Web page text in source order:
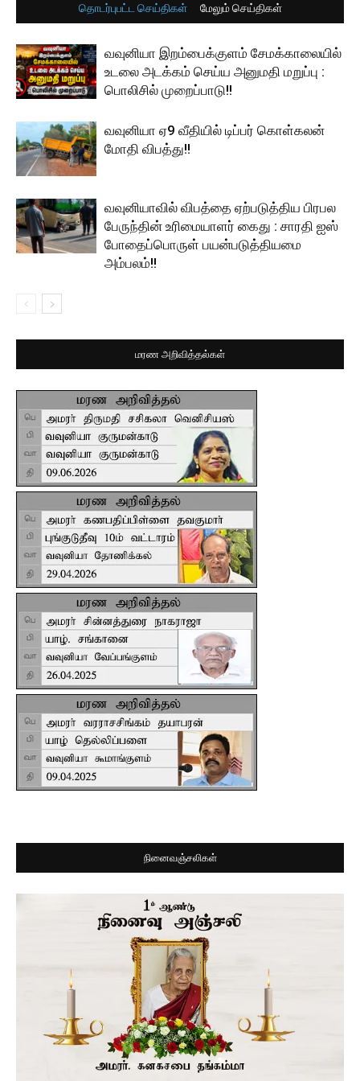
தொடர்புபட்ட செய்திகள் மேலும் செய்திகள்
வவுனியா இறம்பைக்குளம் சேமக்காலையில்
உடலை அடக்கம் செய்ய அனுமதி மறுப்பு :
பொலிசில் முறைப்பாடு!!
வவுனியா ஏ9 வீதியில் டிப்பர் கொள்கலன்
மோதி விபத்து!!
வவுனியாவில் விபத்தை ஏற்படுத்திய பிரபல
பேருந்தின் உரிமையாளர் கைது : சாரதி ஐஸ்
போதைப்பொருள் பயன்படுத்தியமை
அம்பலம்!!
மரண அறிவித்தல்கள்
நினைவஞ்சலிகள்